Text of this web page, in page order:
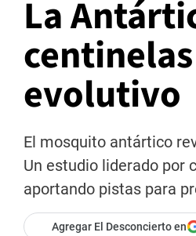
La
evolutivo
El mosquito antártico
Un estudio liderado por
aportando pistas para
Agregar El Desconcierto en